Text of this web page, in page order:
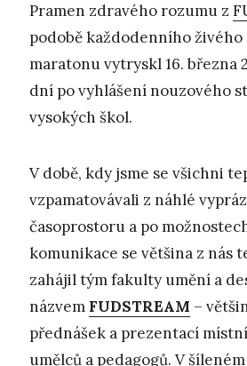
Pramen zdravého rozumu z
podobě každodenního
maratonu vytryskl 16. března
dní po vyhlášení nouzového
vysokých škol.
V době, kdy jsme se všichni
vzpamatovávali z náhlé
časoprostoru a po
komunikace se většina z nás
zahájil tým fakulty umění a
názvem FUDSTREAM –
přednášek a prezentací
umělců a pedagogů. V